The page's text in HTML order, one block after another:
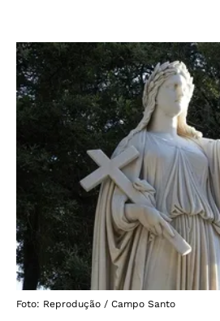
Foto: Reprodução / Campo Santo